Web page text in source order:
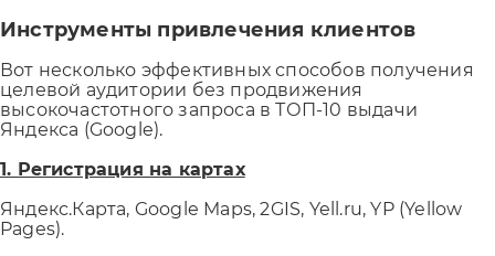
Инструменты привлечения клиентов
Вот несколько эффективных способов получения
целевой аудитории без продвижения
высокочастотного запроса в ТОП-10 выдачи
Яндекса (Google).
1. Регистрация на картах
Яндекс.Карта, Google Maps, 2GIS, Yell.ru, YP (Yellow
Pages).